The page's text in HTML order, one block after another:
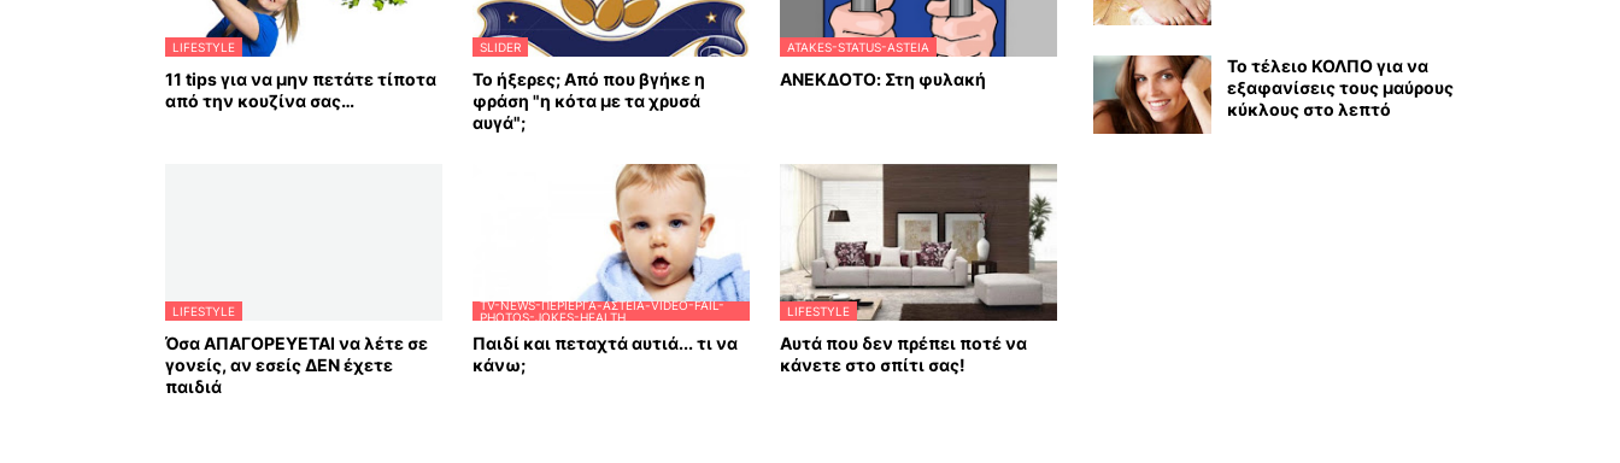
LIFESTYLE
11 tips για να μην πετάτε τίποτα
από την κουζίνα σας…
SLIDER
Το ήξερες; Από που βγήκε η
φράση "η κότα με τα χρυσά
αυγά";
ATAKES-STATUS-ASTEIA
ΑΝΕΚΔΟΤΟ: Στη φυλακή
LIFESTYLE
Όσα ΑΠΑΓΟΡΕΥΕΤΑΙ να λέτε σε
γονείς, αν εσείς ΔΕΝ έχετε
παιδιά
TV-NEWS-ΠΕΡΊΕΡΓΑ-ΑΣΤΕΊΑ-VIDEO-FAIL-
PHOTOS-JOKES-HEALTH
Παιδί και πεταχτά αυτιά... τι να
κάνω;
LIFESTYLE
Αυτά που δεν πρέπει ποτέ να
κάνετε στο σπίτι σας!
Το τέλειο ΚΟΛΠΟ για να
εξαφανίσεις τους μαύρους
κύκλους στο λεπτό